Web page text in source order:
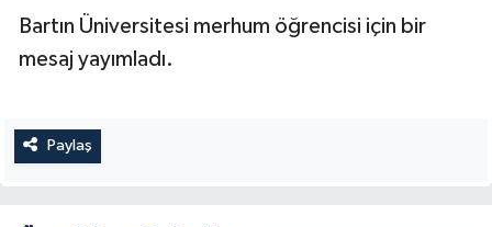
Bartın Üniversitesi merhum öğrencisi için bir
mesaj yayımladı.
Paylaş